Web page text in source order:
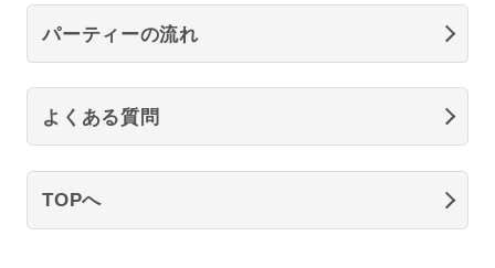
パーティーの流れ
よくある質問
TOPへ